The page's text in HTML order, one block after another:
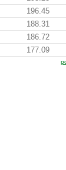
196.45
188.31
186.72
177.09